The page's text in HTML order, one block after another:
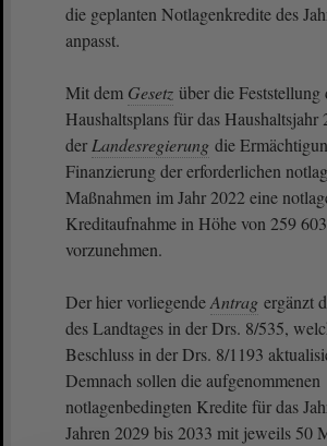
die geplanten Notlagenkredite des
anpasst.
Mit dem Gesetz über die Feststellung
Haushaltsplans für das Haushaltsjahr
der Landesregierung die
Finanzierung der erforderlichen
Maßnahmen im Jahr 2022 eine
Kreditaufnahme in Höhe von 259
vorzunehmen.
Der hier vorliegendeAntrag ergänzt
des Landtages in der Drs. 8/535,
Beschluss in der Drs. 8/1193
Demnach sollen die aufgenommenen
notlagenbedingten Kredite für das
Jahren 2029 bis 2033 mit jeweils 50